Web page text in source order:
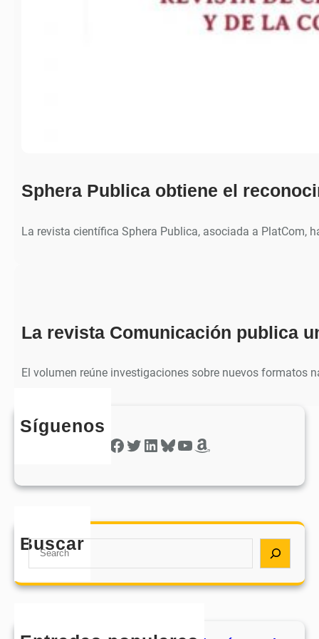
Sphera Publica obtiene el
La revista científica Sphera Publica, asociada a PlatCom,
La revista Comunicación publica
El volumen reúne investigaciones sobre nuevos formatos
Síguenos
Facebook Twitter LinkedIn Bluesky YouTube Amazon
Buscar
S
a
h